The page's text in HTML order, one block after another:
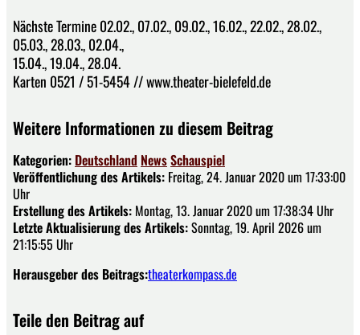
Nächste Termine 02.02., 07.02., 09.02., 16.02., 22.02., 28.02.,
05.03., 28.03., 02.04.,
15.04., 19.04., 28.04.
Karten 0521 / 51-5454 // www.theater-bielefeld.de
Weitere Informationen zu diesem Beitrag
Kategorien: Deutschland NewsSchauspiel
Veröffentlichung des Artikels: Freitag, 24. Januar 2020 um 17:33:00
Uhr
Erstellung des Artikels: Montag, 13. Januar 2020 um 17:38:34 Uhr
Letzte Aktualisierung des Artikels:Sonntag, 19. April 2026 um
21:15:55 Uhr
Herausgeber des Beitrags:theaterkompass.de
Teile den Beitrag auf